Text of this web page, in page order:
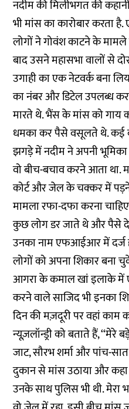
नदीम की मिलीभगत की
भी मांस का कारोबार करता
लोगों ने गोवंश काटने के
बाद उसने महासभा वालों से
उगाही का एक नेटवर्क बना
का नंबर और डिटेल उपलब्ध
मारते थे. भैंस के मांस को गाय
धमका कर पैसे वसूलते थे. कई
झगड़े में नदीम ने अपनी भूमिका
वो बीच-बचाव करने आता था.
कोर्ट और जेल के चक्कर में
मामला रफा-दफा करना
कुछ लोग डर जाते थे और पैसे
उनका नाम एफआईआर में दर्ज
लोगों को अपना शिकार बना
आगरा के कमाल खां इलाके में
करने वाले साजिद भी इनका
दिन की मज़दूरी पर वहां काम
न्यूज़लॉन्ड्री को बताते हैं,
जाट, सौरभ शर्मा और पांच-
दुकान से मांस उठाया और
उनके साथ पुलिस भी थी. मेरा